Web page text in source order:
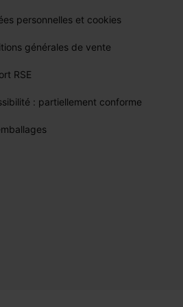
personnelles et cookies
générales de vente
RSE
: partiellement conforme